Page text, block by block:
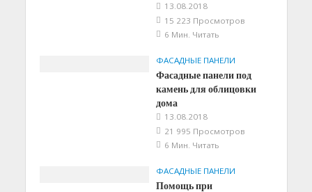
13.08.2018
15 223 Просмотров
6 Мин. Читать
ФАСАДНЫЕ ПАНЕЛИ
Фасадные панели под
камень для облицовки
дома
13.08.2018
21 995 Просмотров
6 Мин. Читать
ФАСАДНЫЕ ПАНЕЛИ
Помощь при